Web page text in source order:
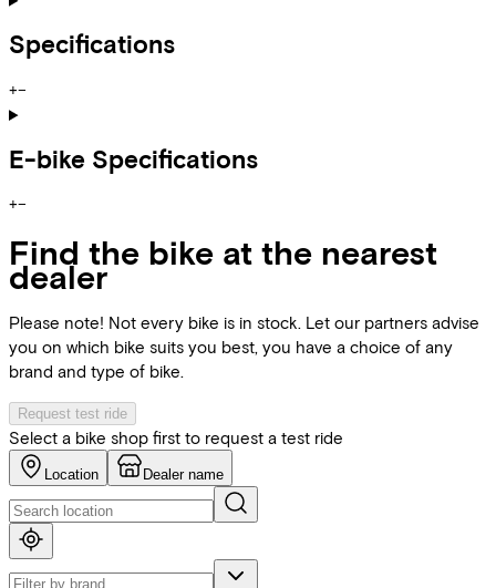
Specifications
+−
E-bike Specifications
+−
Find the bike at the nearest
dealer
Please note! Not every bike is in stock. Let our partners advise
you on which bike suits you best, you have a choice of any
brand and type of bike.
Request test ride
Select a bike shop first to request a test ride
Location Dealer name